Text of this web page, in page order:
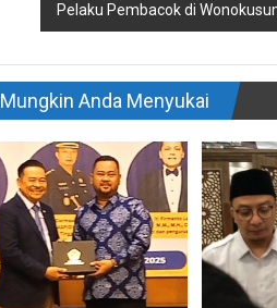
Pelaku Pembacok di
Mungkin Anda Menyukai